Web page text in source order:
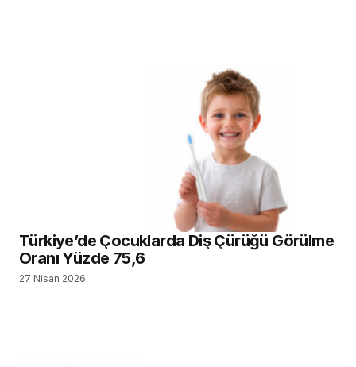
Türkiye’de Çocuklarda Diş Çürüğü Görülme
Oranı Yüzde 75,6
27 Nisan 2026